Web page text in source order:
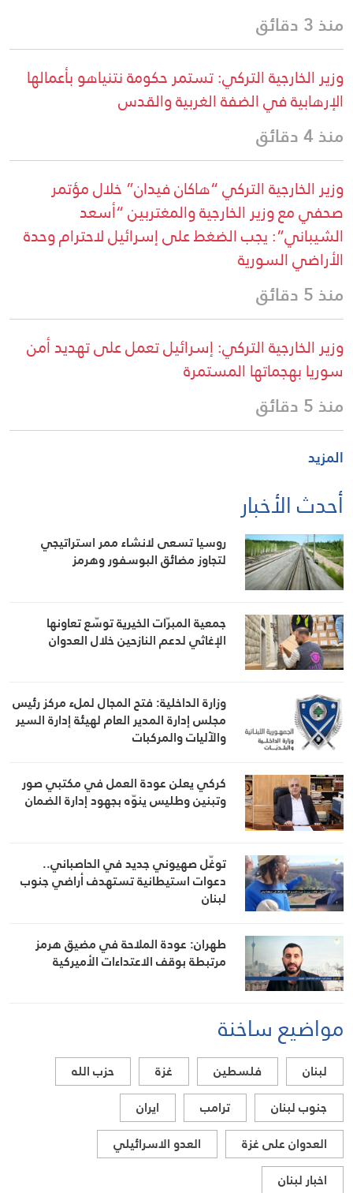
منذ 3 دقائق
وزير الخارجية التركي: تستمر حكومة نتنياهو بأعمالها
الإرهابية في الضفة الغربية والقدس
منذ 4 دقائق
وزير الخارجية التركي “هاكان فيدان” خلال مؤتمر
صحفي مع وزير الخارجية والمغتربين “أسعد
الشيباني”: يجب الضغط على إسرائيل لاحترام وحدة
الأراضي السورية
منذ 5 دقائق
وزير الخارجية التركي: إسرائيل تعمل على تهديد أمن
سوريا بهجماتها المستمرة
منذ 5 دقائق
المزيد
أحدث الأخبار
روسيا تسعى لانشاء ممر استراتيجي
لتجاوز مضائق البوسفور وهرمز
جمعية المبرّات الخيرية توسّع تعاونها
الإغاثي لدعم النازحين خلال العدوان
وزارة الداخلية: فتح المجال لملء مركز رئيس
مجلس إدارة المدير العام لهيئة إدارة السير
والآليات والمركبات
كركي يعلن عودة العمل في مكتبي صور
وتبنين وطليس ينوّه بجهود إدارة الضمان
توغّل صهيوني جديد في الحاصباني..
دعوات استيطانية تستهدف أراضي جنوب
لبنان
طهران: عودة الملاحة في مضيق هرمز
مرتبطة بوقف الاعتداءات الأميركية
مواضيع ساخنة
لبنان فلسطين غزة
حزب الله
جنوب لبنان
ترامب
ايران
العدوان على غزة
العدو الاسرائيلي
اخبار لبنان